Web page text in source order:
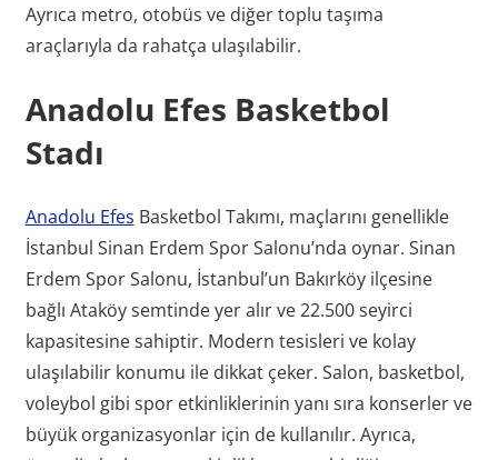
Ayrıca metro, otobüs ve diğer toplu taşıma
araçlarıyla da rahatça ulaşılabilir.
Anadolu Efes Basketbol
Stadı
Anadolu Efes Basketbol Takımı, maçlarını genellikle
İstanbul Sinan Erdem Spor Salonu’nda oynar. Sinan
Erdem Spor Salonu, İstanbul’un Bakırköy ilçesine
bağlı Ataköy semtinde yer alır ve 22.500 seyirci
kapasitesine sahiptir. Modern tesisleri ve kolay
ulaşılabilir konumu ile dikkat çeker. Salon, basketbol,
voleybol gibi spor etkinliklerinin yanı sıra konserler ve
büyük organizasyonlar için de kullanılır. Ayrıca,